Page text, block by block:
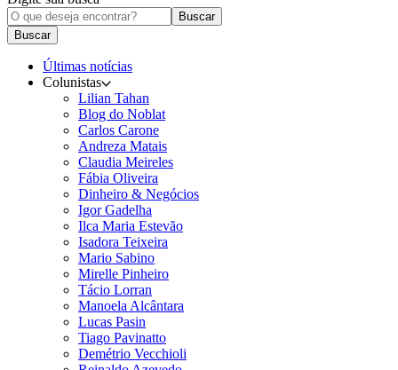
Buscar
Buscar
Últimas notícias
Colunistas
Lilian Tahan
Blog do Noblat
Carlos Carone
Andreza Matais
Claudia Meireles
Fábia Oliveira
Dinheiro & Negócios
Igor Gadelha
Ilca Maria Estevão
Isadora Teixeira
Mario Sabino
Mirelle Pinheiro
Tácio Lorran
Manoela Alcântara
Lucas Pasin
Tiago Pavinatto
Demétrio Vecchioli